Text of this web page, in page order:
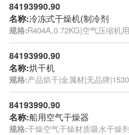
84193990.90
名称:冷冻式干燥机(制冷剂
规格:R404A,0.72KG)空气压缩机
84193990.90
名称:烘干机
规格:产品烘干|金属材|无品牌
84193990.90
名称:船用空气干燥器
规格:干燥空气干燥材质吸水干燥